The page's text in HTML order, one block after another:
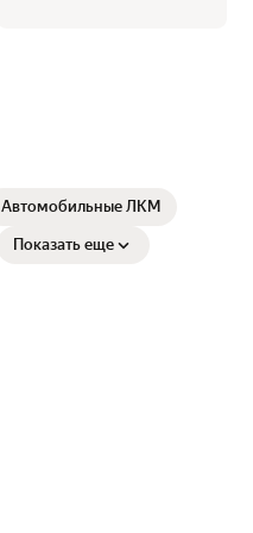
Автомобильные ЛКМ
Показать еще